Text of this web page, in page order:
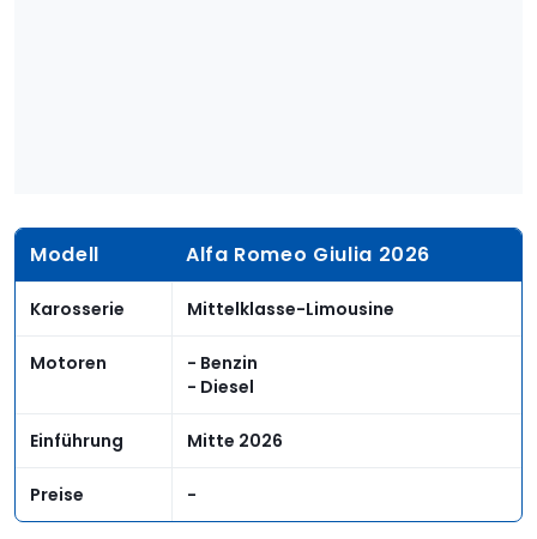
Modell Alfa Romeo Giulia 2026
Karosserie Mittelklasse-Limousine
Motoren
- Benzin
- Diesel
Einführung Mitte 2026
Preise -